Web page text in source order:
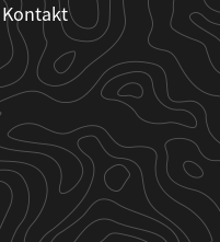
Kontakt